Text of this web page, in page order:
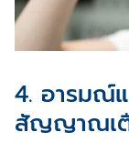
4. อารมณ์
สัญญาณเ